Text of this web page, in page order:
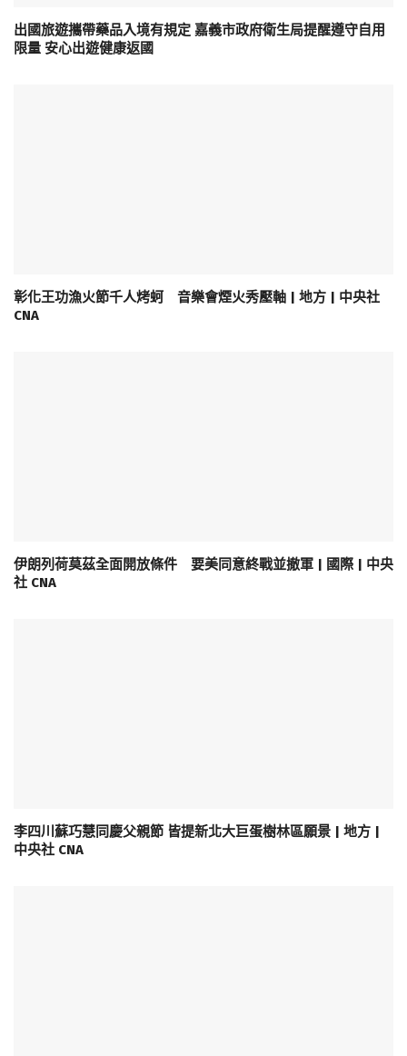
出國旅遊攜帶藥品入境有規定 嘉義市政府衛生局提醒遵守自用
限量 安心出遊健康返國
彰化王功漁火節千人烤蚵 音樂會煙火秀壓軸 | 地方 | 中央社
CNA
伊朗列荷莫茲全面開放條件 要美同意終戰並撤軍 | 國際 | 中央
社 CNA
李四川蘇巧慧同慶父親節 皆提新北大巨蛋樹林區願景 | 地方 |
中央社 CNA